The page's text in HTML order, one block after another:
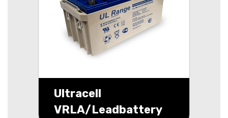
Ultracell
VRLA/Leadbattery